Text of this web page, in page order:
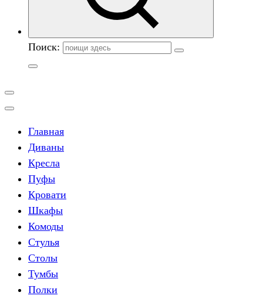
Поиск:
Главная
Диваны
Кресла
Пуфы
Кровати
Шкафы
Комоды
Стулья
Столы
Тумбы
Полки